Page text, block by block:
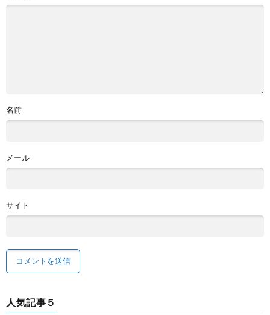
名前
メール
サイト
人気記事５